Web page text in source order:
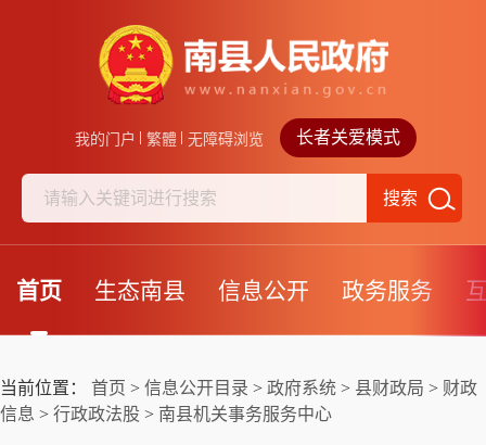
我的门户 繁體 无障碍浏览 长者关爱模式
搜索
首页 生态南县 信息公开 政务服务
当前位置： 首页 > 信息公开目录 > 政府系统 > 县财政局 > 财政
信息 > 行政政法股 > 南县机关事务服务中心